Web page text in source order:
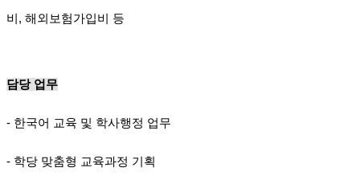
비, 해외보험가입비 등
담당 업무
- 한국어 교육 및 학사행정 업무
- 학당 맞춤형 교육과정 기획